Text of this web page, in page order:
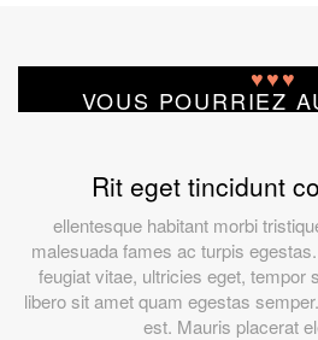
♥♥♥
VOUS POURRIEZ
Rit eget tincidunt
ellentesque habitant morbi
malesuada fames ac turpis
feugiat vitae, ultricies eget, tempor
libero sit amet quam egestas
est. Mauris placerat